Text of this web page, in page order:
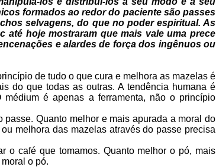
formados ao redor do paciente são passes
selvagens, do que no poder espiritual. As
até hoje mostraram que mais vale uma prece
e alardes de força dos ingênuos ou
de tudo o que cura e melhora as mazelas é
do que todas as outras. A tendência humana é
é apenas a ferramenta, não o princípio
Quanto melhor e mais apurada a moral do
melhora das mazelas através do passe precisa
o café que tomamos. Quanto melhor o pó, mais
o pó.